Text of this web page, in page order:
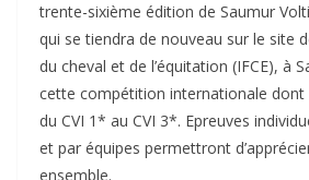
trente-sixième édition de Saumur
qui se tiendra de nouveau sur le site
du cheval et de l’équitation (IFCE), à
cette compétition internationale dont
du CVI 1* au CVI 3*. Epreuves
et par équipes permettront
ensemble.